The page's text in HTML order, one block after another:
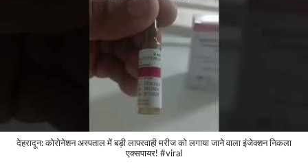
देहरादून: कोरोनेशन अस्पताल में बड़ी लापरवाही मरीज को लगाया जाने वाला इंजेक्शन निकला
एक्सपायर! #viral